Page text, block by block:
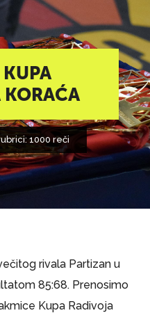
1000 reči
rivala Partizan u
85:68. Prenosimo
Kupa Radivoja